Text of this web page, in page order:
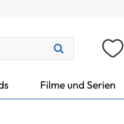
Filme und Serien